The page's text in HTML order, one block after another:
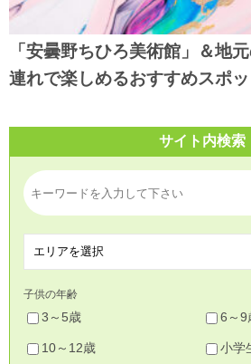
「安曇野ちひろ美術館」＆地
連れで楽しめるおすすめスポッ
サイト内検索
子供の年齢
3～5歳 6～9
10～12歳 小学